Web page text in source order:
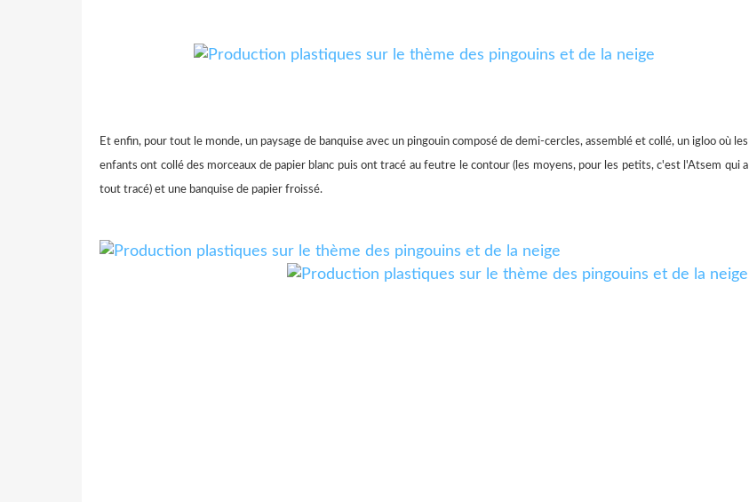
Et enfin, pour tout le monde, un paysage de banquise avec un pingouin composé de demi-cercles, assemblé et collé, un igloo où les
enfants ont collé des morceaux de papier blanc puis ont tracé au feutre le contour (les moyens, pour les petits, c'est l'Atsem qui a
tout tracé) et une banquise de papier froissé.